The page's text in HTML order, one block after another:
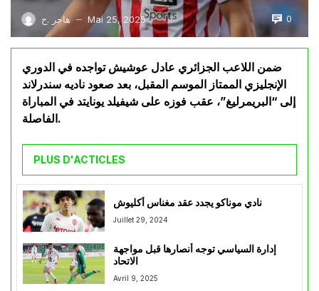
هاجر .ح — Mai 25, 2025 0
ضمن اللاعب الجزائري عادل عوشيش تواجده في الدوري
الإنجليزي الممتاز الموسم المقبل، بعد صعود ناديه سندرلاند
إلى “البريمرليغ”، عقب فوزه على شيفيلد يونايتد في المباراة
الفاصلة.
PLUS D'ACTICLES
نادي موناكو يجدد عقد مغناس أكليوش
Juillet 29, 2024
إدارة السياسي توجه أنصارها قبل مواجهة
الاتحاد
Avril 9, 2025